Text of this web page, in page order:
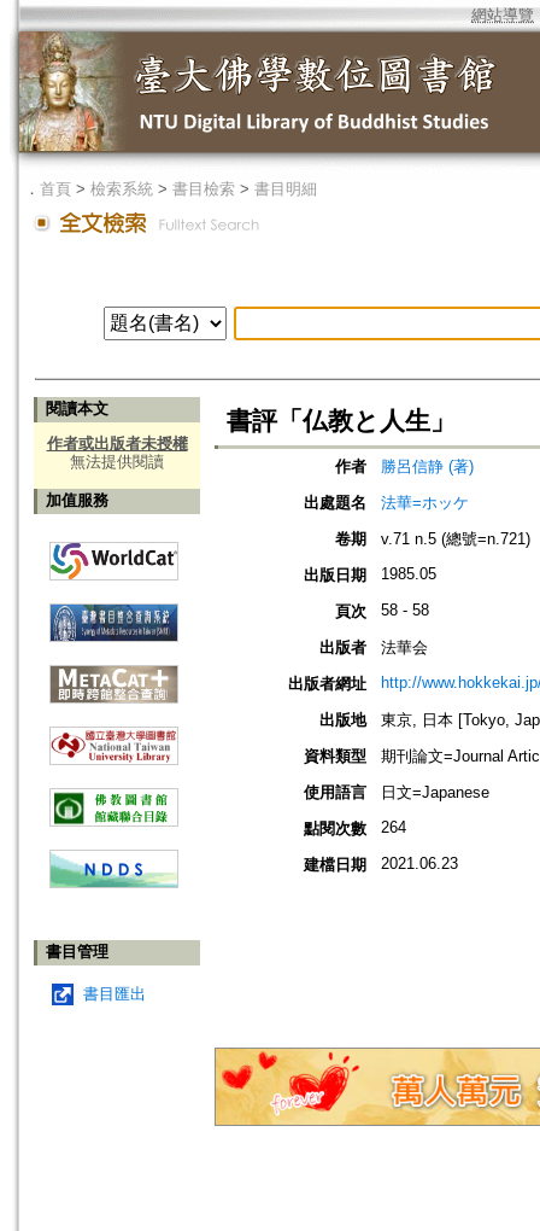
網站導覽
． 首頁 > 檢索系統 > 書目檢索 > 書目明細
閱讀本文
作者或出版者未授權
無法提供閱讀
加值服務
書目管理
書目匯出
書評「仏教と人生」
作者
勝呂信静 (著)
出處題名
法華=ホッケ
卷期
v.71 n.5 (總號=n.721)
出版日期
1985.05
頁次 58 - 58
出版者
法華会
出版者網址
http://
出版地
東京, 日本 [Tokyo,
資料類型
期刊論文=Journal
使用語言
日文=Japanese
點閱次數
264
建檔日期 2021.06.23